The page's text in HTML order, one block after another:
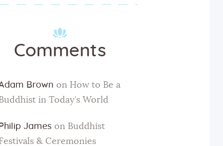
Comments
Brown on How to Be a
in Today’s World
James on Buddhist
& Ceremonies